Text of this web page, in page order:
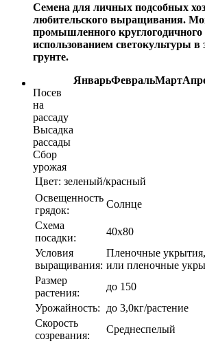
Семена для личных подсобных
любительского выращивания.
промышленного
использованием светокультуры
грунте.
ЯнварьФевральМарт
Посев
на
рассаду
Высадка
рассады
Сбор
урожая
Цвет: зеленый/красный
Освещенность
грядок:
Солнце
Схема
посадки:
40х80
Условия
выращивания:
Пленочные
или пленочные
Размер
растения:
до 150
Урожайность:
до 3,0кг/растение
Скорость
созревания:
Среднеспелый